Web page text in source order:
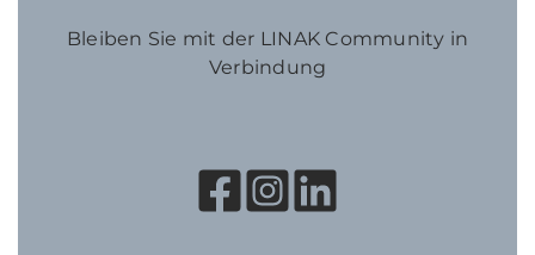
Bleiben Sie mit der LINAK Community in
Verbindung